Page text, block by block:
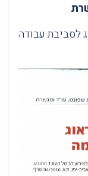
לסביבת עבודה